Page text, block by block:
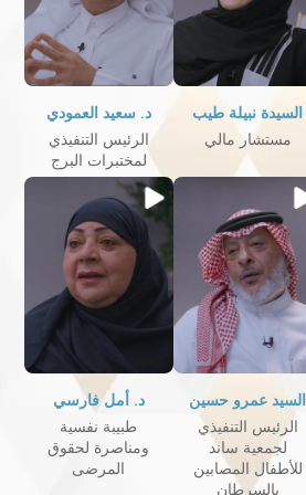
السيدة نبيلة طيب
مستشار مالي
د. سعيد العمودي
الرئيس التنفيذي
لمختبرات البرج
السيد عمرو حسين
الرئيس التنفيذي
لجمعية ساند
للأطفال المصابين
بالسرطان
د. أمل فارسي
طبيبة نفسية
ومناصرة لحقوق
المرضى